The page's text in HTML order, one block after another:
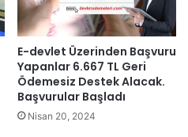
E-devlet Üzerinden Başvuru
Yapanlar 6.667 TL Geri
Ödemesiz Destek Alacak.
Başvurular Başladı
Nisan 20, 2024